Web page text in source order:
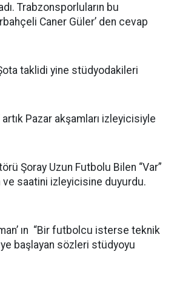
Trabzonsporluların bu
Caner Güler’ den cevap
taklidi yine stüdyodakileri
artık Pazar akşamları izleyicisiyle
Şoray Uzun Futbolu Bilen “Var”
ve saatini izleyicisine duyurdu.
ın “Bir futbolcu isterse teknik
başlayan sözleri stüdyoyu